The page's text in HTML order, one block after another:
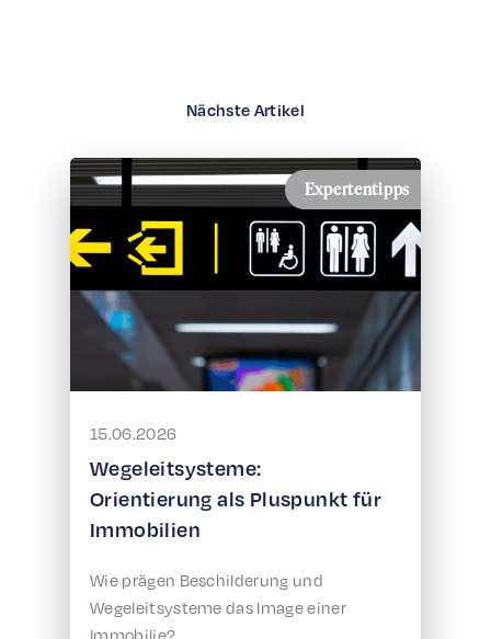
Nächste Artikel
Expertentipps
15.06.2026
Wegeleitsysteme:
Orientierung als Pluspunkt für
Immobilien
Wie prägen Beschilderung und
Wegeleitsysteme das Image einer
Immobilie?